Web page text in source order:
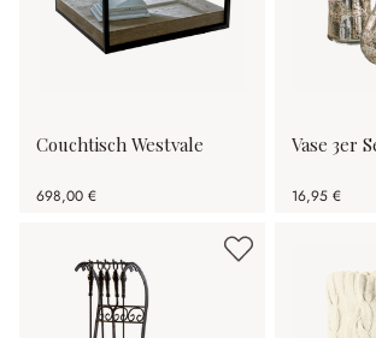
Couchtisch Westvale
698,00 €
Vase 3er
16,95 €